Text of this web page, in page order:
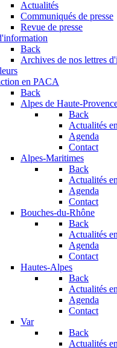
Actualités
Communiqués de presse
Revue de presse
Back
Archives de nos lettres
en PACA
Back
Alpes de Haute-
Back
Actualités
Agenda
Contact
Alpes-Maritimes
Back
Actualités
Agenda
Contact
Bouches-du-Rhône
Back
Actualités
Agenda
Contact
Hautes-Alpes
Back
Actualités
Agenda
Contact
Var
Back
Actualités